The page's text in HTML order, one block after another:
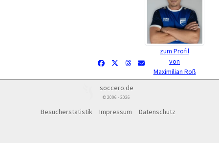
zum Profil
von
Maximilian Roß
soccero.de
© 2006 - 2026
Besucherstatistik Impressum Datenschutz